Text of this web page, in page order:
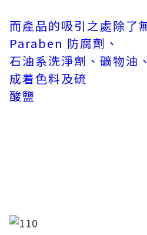
而產品的吸引之處除了
Paraben 防腐劑、
石油系洗淨劑、礦物油
成着色料及硫
酸鹽